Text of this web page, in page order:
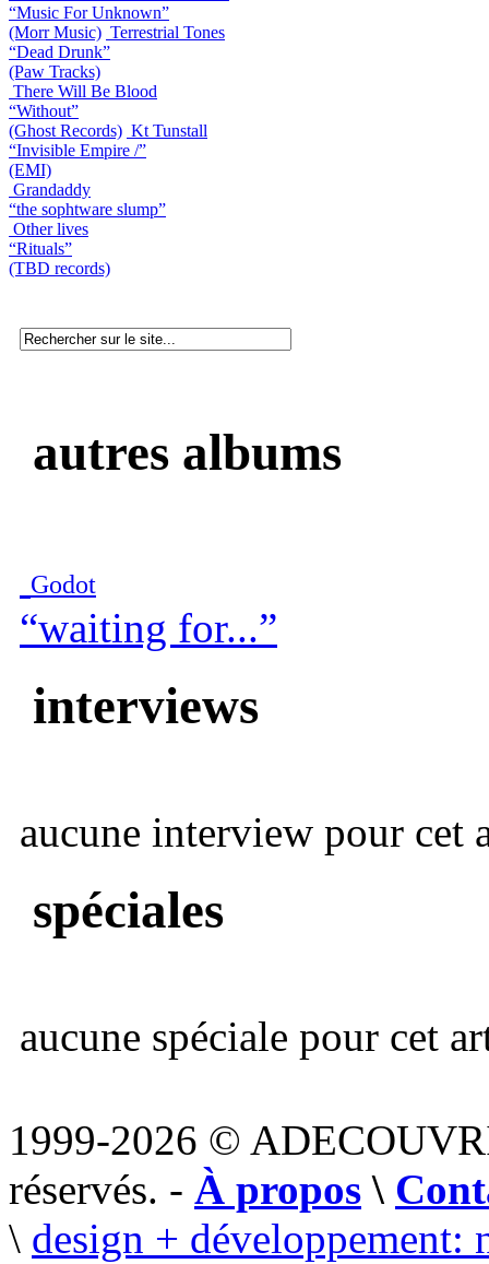
“Music For Unknown”
(Morr Music) Terrestrial Tones
“Dead Drunk”
(Paw Tracks)
There Will Be Blood
“Without”
(Ghost Records) Kt Tunstall
“Invisible Empire /”
(EMI)
Grandaddy
“the sophtware slump”
Other lives
“Rituals”
(TBD records)
autres albums
Godot
“waiting for...”
interviews
aucune interview pour cet
spéciales
aucune spéciale pour cet
1999-2026 ©
réservés. - À propos \
\ design + développement: